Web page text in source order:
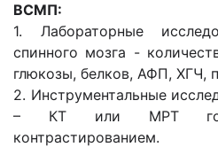
ВСМП:
1. Лабораторные
спинного мозга -
глюкозы, белков, АФП, ХГЧ,
2. Инструментальные
– КТ или МРТ
контрастированием.